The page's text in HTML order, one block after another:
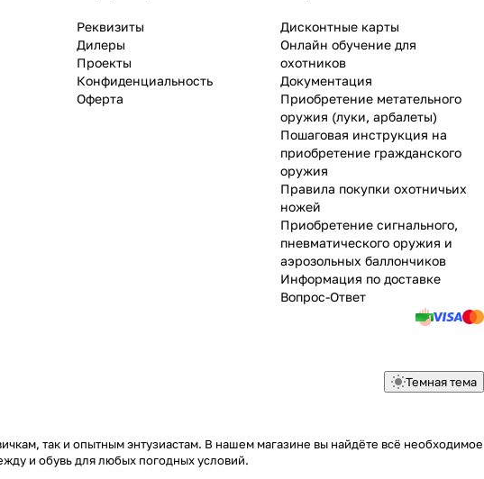
Реквизиты
Дилеры
Проекты
Конфиденциальность
Оферта
Дисконтные карты
Онлайн обучение для
охотников
Документация
Приобретение метательного
оружия (луки, арбалеты)
Пошаговая инструкция на
приобретение гражданского
оружия
Правила покупки охотничьих
ножей
Приобретение сигнального,
пневматического оружия и
аэрозольных баллончиков
Информация по доставке
Вопрос-Ответ
Темная тема
так и опытным энтузиастам. В нашем магазине вы найдёте всё необходимое
и обувь для любых погодных условий.